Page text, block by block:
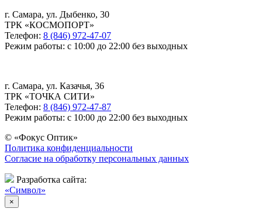
г. Самара, ул. Дыбенко, 30
ТРК «КОСМОПОРТ»
Телефон: 8 (846) 972-47-07
Режим работы: с 10:00 до 22:00 без выходных
г. Самара, ул. Казачья, 36
ТРК «ТОЧКА СИТИ»
Телефон: 8 (846) 972-47-87
Режим работы: с 10:00 до 22:00 без выходных
© «Фокус Оптик»
Политика конфиденциальности
Согласие на обработку персональных данных
Разработка сайта:
«Символ»
×